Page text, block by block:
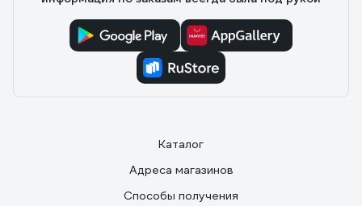
Каталог
Адреса магазинов
Способы получения